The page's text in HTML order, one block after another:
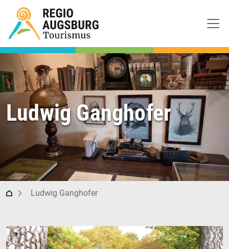
Ludwig Ganghofer
Regio Augsburg Tourismus
Ludwig Ganghofer